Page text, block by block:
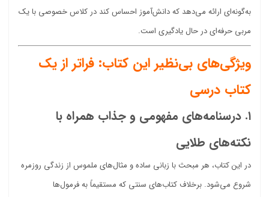
به‌گونه‌ای ارائه می‌دهد که دانش‌آموز احساس کند در کلاس خصوصی با یک
مربی حرفه‌ای در حال یادگیری است.
ویژگی‌های بی‌نظیر این کتاب: فراتر از یک
کتاب درسی
۱. درسنامه‌های مفهومی و جذاب همراه با
نکته‌های طلایی
در این کتاب، هر مبحث با زبانی ساده و مثال‌های ملموس از زندگی روزمره
شروع می‌شود. برخلاف کتاب‌های سنتی که مستقیماً به فرمول‌ها